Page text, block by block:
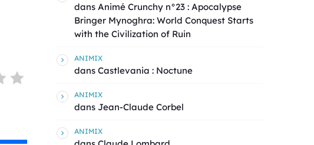
dans Animé Crunchy n°23 : Apocalypse
Bringer Mynoghra: World Conquest Starts
with the Civilization of Ruin
ANIMIX
dans Castlevania : Noctune
ANIMIX
dans Jean-Claude Corbel
ANIMIX